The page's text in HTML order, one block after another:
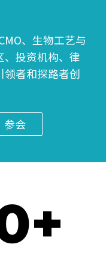
、生物工艺与
投资机构、律
者和探路者创
参会